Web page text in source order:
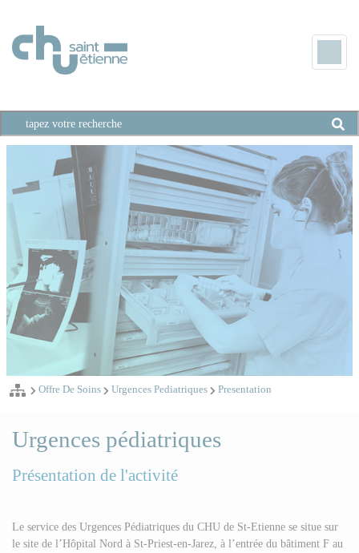
Offre De Soins Urgences Pediatriques Presentation
Urgences pédiatriques
Présentation de l'activité
Le service des Urgences Pédiatriques du CHU de St-Etienne se situe sur
le site de l’Hôpital Nord à St-Priest-en-Jarez, à l’entrée du bâtiment F au